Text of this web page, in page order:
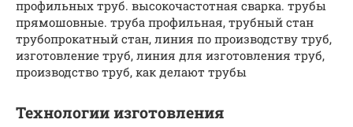
профильных труб. высокочастотная сварка. трубы
прямошовные. труба профильная, трубный стан
трубопрокатный стан, линия по производству труб,
изготовление труб, линия для изготовления труб,
производство труб, как делают трубы
Технологии изготовления